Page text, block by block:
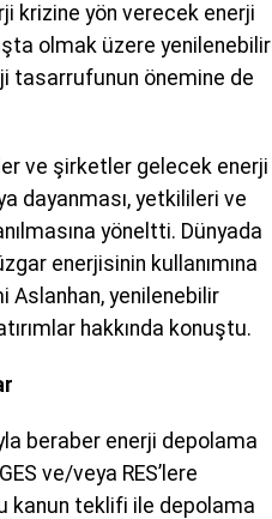
krizine yön verecek enerji
olmak üzere yenilenebilir
tasarrufunun önemine de
ve şirketler gelecek enerji
dayanması, yetkilileri ve
yöneltti. Dünyada
enerjisinin kullanımına
Aslanhan, yenilenebilir
hakkında konuştu.
beraber enerji depolama
ve/veya RES’lere
kanun teklifi ile depolama